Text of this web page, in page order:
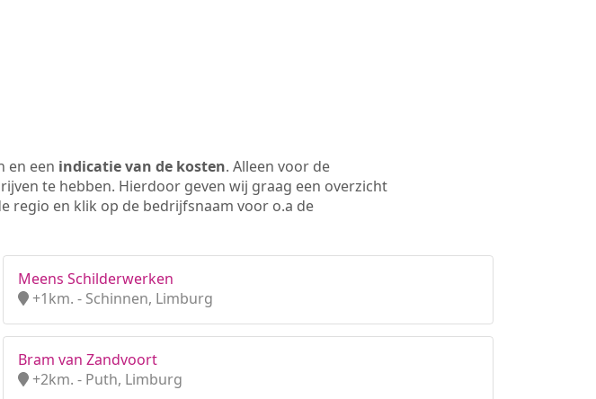
en een indicatie van de kosten. Alleen voor de
te hebben. Hierdoor geven wij graag een overzicht
regio en klik op de bedrijfsnaam voor o.a de
Meens Schilderwerken
+1km. - Schinnen, Limburg
Bram van Zandvoort
+2km. - Puth, Limburg